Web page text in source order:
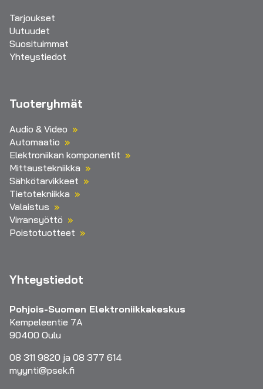
Tarjoukset
Uutuudet
Suosituimmat
Yhteystiedot
Tuoteryhmät
Audio & Video
Automaatio
Elektroniikan komponentit
Mittaustekniikka
Sähkötarvikkeet
Tietotekniikka
Valaistus
Virransyöttö
Poistotuotteet
Yhteystiedot
Pohjois-Suomen Elektroniikkakeskus
Kempeleentie 7A
90400 Oulu
08 311 9820 ja 08 377 614
myynti@psek.fi